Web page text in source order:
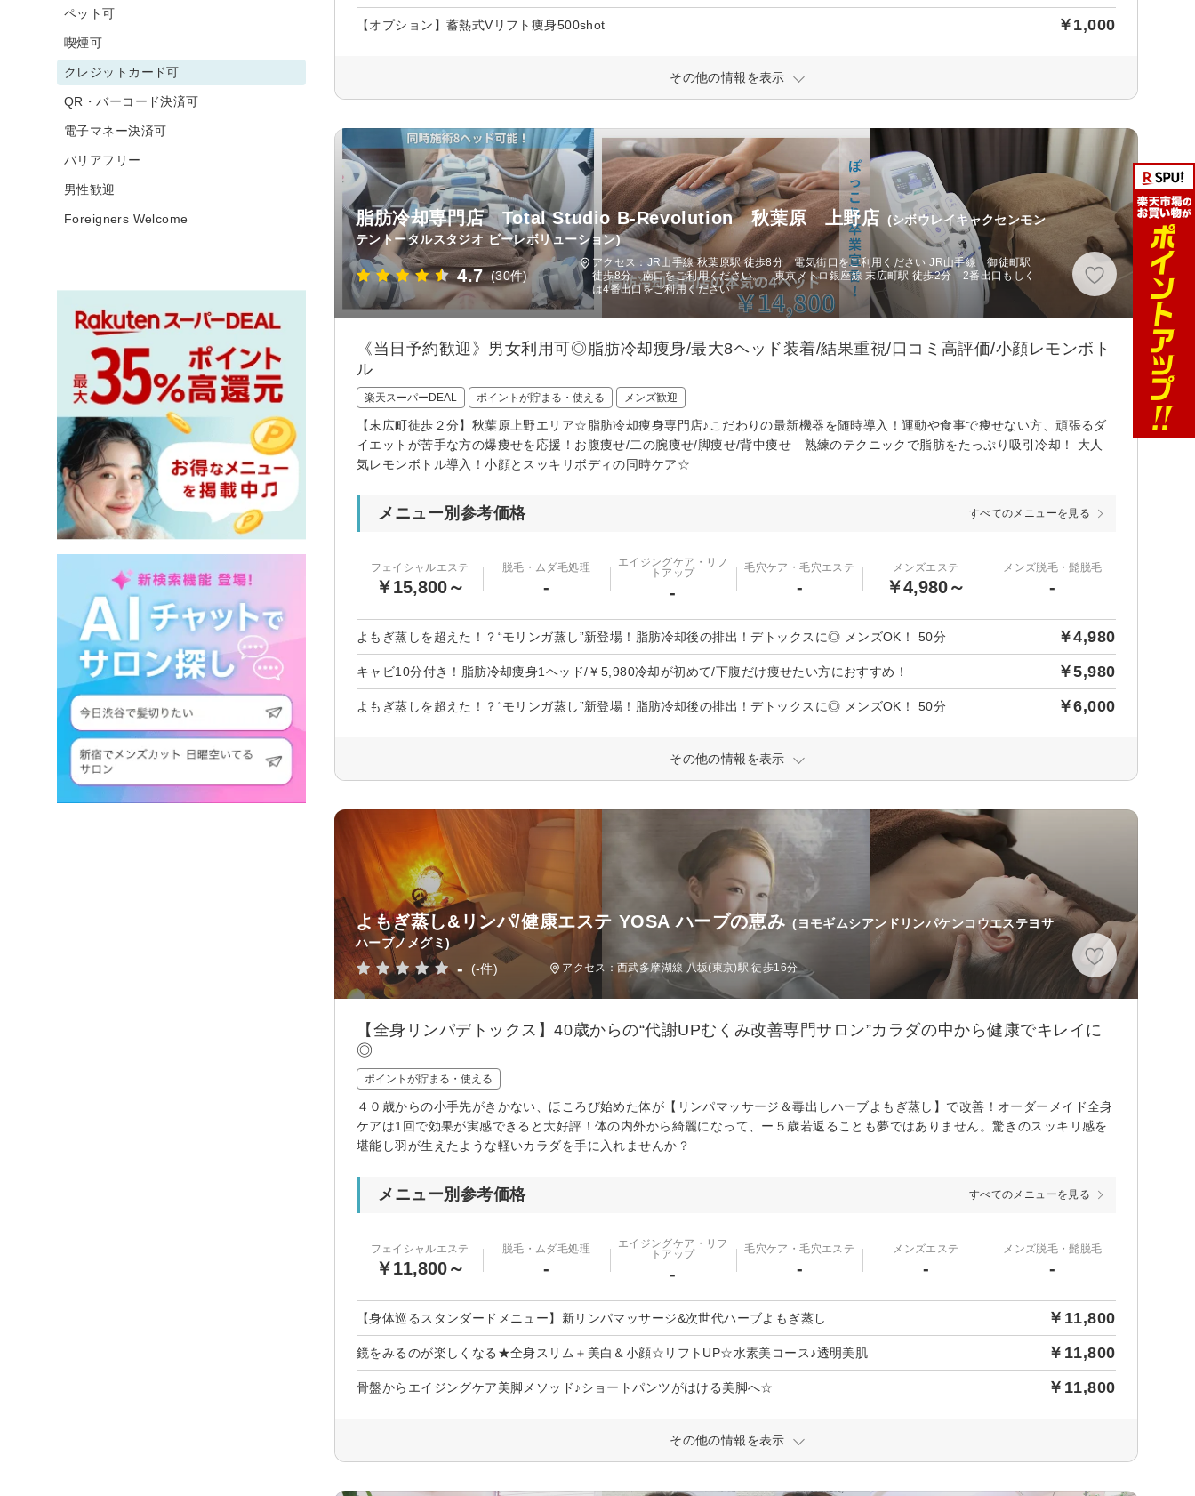
【オプション】蓄熱式Vリフト痩身500shot ￥1,000
その他の情報を表示
脂肪冷却専門店 Total Studio B-Revolution 秋葉原 上野店 (シボウレイキャクセンモン
テントータルスタジオ ビーレボリューション)
4.7 (30件)
アクセス：JR山手線 秋葉原駅 徒歩8分 電気街口をご利用ください JR山手線 御徒町駅
徒歩8分 南口をご利用ください。、東京メトロ銀座線 末広町駅 徒歩2分 2番出口もしく
は4番出口をご利用ください
《当日予約歓迎》男女利用可◎脂肪冷却痩身/最大8ヘッド装着/結果重視/口コミ高評価/小顔レモンボト
ル
楽天スーパーDEAL ポイントが貯まる・使える メンズ歓迎
【末広町徒歩２分】秋葉原上野エリア☆脂肪冷却痩身専門店♪こだわりの最新機器を随時導入！運動や食事で痩せない方、頑張るダ
イエットが苦手な方の爆痩せを応援！お腹痩せ/二の腕痩せ/脚痩せ/背中痩せ 熟練のテクニックで脂肪をたっぷり吸引冷却！ 大人
気レモンボトル導入！小顔とスッキリボディの同時ケア☆
メニュー別参考価格 すべてのメニューを見る
フェイシャルエステ
￥15,800～
脱毛・ムダ毛処理
-
エイジングケア・リフ
トアップ
-
毛穴ケア・毛穴エステ
-
メンズエステ
￥4,980～
メンズ脱毛・髭脱毛
-
よもぎ蒸しを超えた！？“モリンガ蒸し”新登場！脂肪冷却後の排出！デトックスに◎ メンズOK！ 50分 ￥4,980
キャビ10分付き！脂肪冷却痩身1ヘッド/￥5,980冷却が初めて/下腹だけ痩せたい方におすすめ！ ￥5,980
よもぎ蒸しを超えた！？“モリンガ蒸し”新登場！脂肪冷却後の排出！デトックスに◎ メンズOK！ 50分 ￥6,000
その他の情報を表示
よもぎ蒸し&リンパ/健康エステ YOSA ハーブの恵み (ヨモギムシアンドリンパケンコウエステヨサ
ハーブノメグミ)
- (-件) アクセス：西武多摩湖線 八坂(東京)駅 徒歩16分
【全身リンパデトックス】40歳からの“代謝UPむくみ改善専門サロン”カラダの中から健康でキレイに
◎
ポイントが貯まる・使える
４０歳からの小手先がきかない、ほころび始めた体が【リンパマッサージ＆毒出しハーブよもぎ蒸し】で改善！オーダーメイド全身
ケアは1回で効果が実感できると大好評！体の内外から綺麗になって、ー５歳若返ることも夢ではありません。驚きのスッキリ感を
堪能し羽が生えたような軽いカラダを手に入れませんか？
メニュー別参考価格 すべてのメニューを見る
フェイシャルエステ
￥11,800～
脱毛・ムダ毛処理
-
エイジングケア・リフ
トアップ
-
毛穴ケア・毛穴エステ
-
メンズエステ
-
メンズ脱毛・髭脱毛
-
【身体巡るスタンダードメニュー】新リンパマッサージ&次世代ハーブよもぎ蒸し ￥11,800
鏡をみるのが楽しくなる★全身スリム＋美白＆小顔☆リフトUP☆水素美コース♪透明美肌 ￥11,800
骨盤からエイジングケア美脚メソッド♪ショートパンツがはける美脚へ☆ ￥11,800
その他の情報を表示
ペット可
喫煙可
クレジットカード可
QR・バーコード決済可
電子マネー決済可
バリアフリー
男性歓迎
Foreigners Welcome